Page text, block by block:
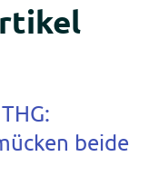
beide